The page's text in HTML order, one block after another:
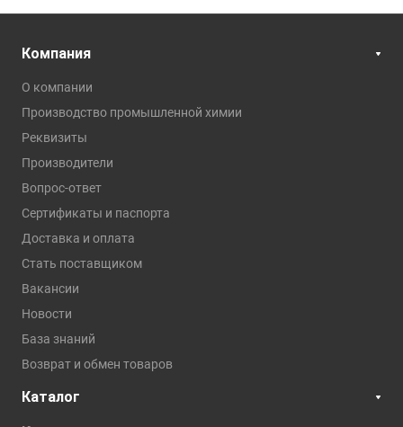
Компания
О компании
Производство промышленной химии
Реквизиты
Производители
Вопрос-ответ
Сертификаты и паспорта
Доставка и оплата
Стать поставщиком
Вакансии
Новости
База знаний
Возврат и обмен товаров
Каталог